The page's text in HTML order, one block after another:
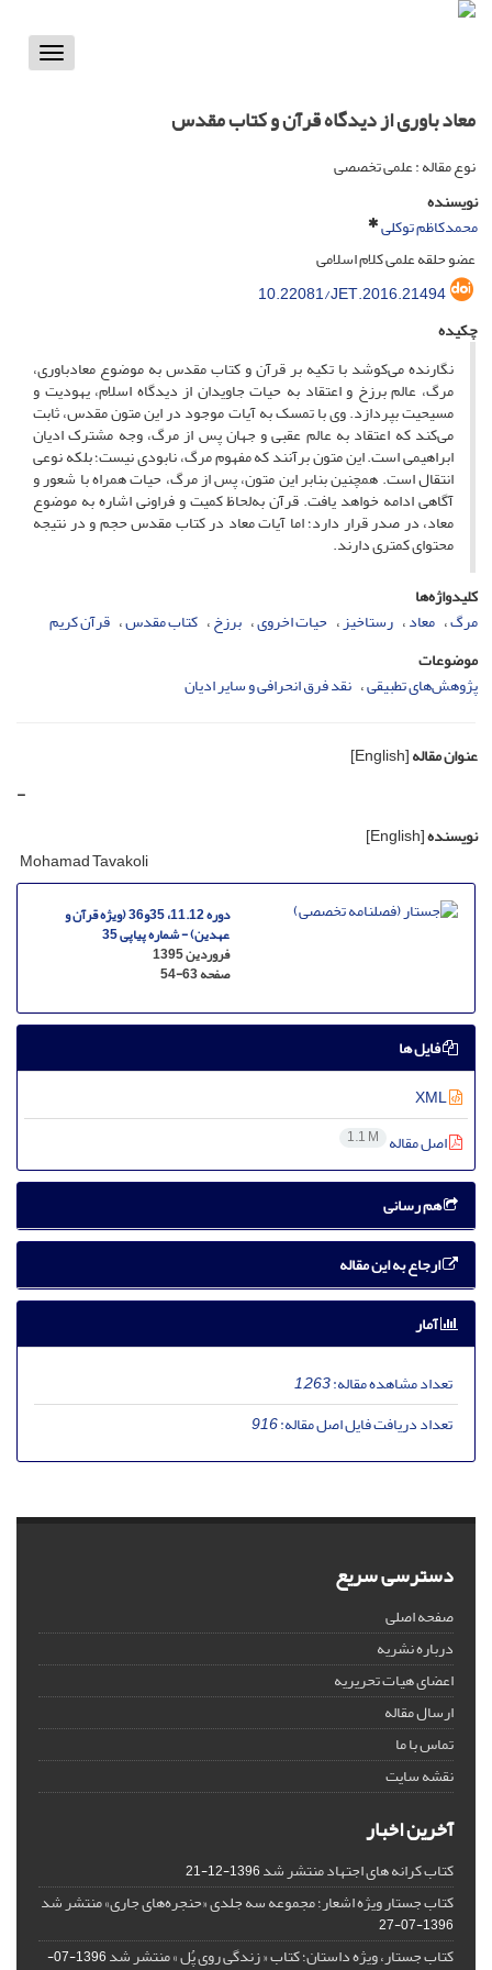
Toggle
معاد باوری از دیدگاه قرآن و کتاب مقدس
نوع مقاله : علمی تخصصی
نویسنده
محمدکاظم توکلی
عضو حلقه علمی کلام اسلامی
10.22081/JET.2016.21494
چکیده
نگارنده می‌کوشد با تکیه بر قرآن و کتاب مقدس به موضوع معادباوری،
مرگ، عالم برزخ و اعتقاد به حیات جاویدان از دیدگاه اسلام، یهودیت و
مسیحیت بپردازد. وی با تمسک به آیات موجود در این متون مقدس، ثابت
می‌کند که اعتقاد به عالم عقبی و جهان پس از مرگ، وجه مشترک ادیان
ابراهیمی است. این متون برآنند که مفهوم مرگ، نابودی نیست؛ بلکه نوعی
انتقال است. همچنین بنابر این متون، پس از مرگ، حیات همراه با شعور و
آگاهی ادامه خواهد یافت. قرآن به‌لحاظ کمیت و فراونی اشاره به موضوع
معاد، در صدر قرار دارد؛ اما آیات معاد در کتاب مقدس حجم و در نتیجه
محتوای کمتری دارند.
کلیدواژه‌ها
مرگ معاد رستاخیز حیات اخروی برزخ کتاب مقدس قرآن کریم
موضوعات
پژوهش‌های تطبیقی نقد فرق انحرافی و سایر ادیان
عنوان مقاله[English]
-
نویسنده[English]
Mohamad Tavakoli
دوره 11.12، 35و36 (ویژه قرآن و
عهدین) - شماره پیاپی 35
فروردین 1395
صفحه54-63
فایل ها
اصل مقاله 1.1 M
هم رسانی
ارجاع به این مقاله
آمار
تعداد مشاهده مقاله:1,263
تعداد دریافت فایل اصل مقاله:916
دسترسی سریع
صفحه اصلی
درباره نشریه
اعضای هیات تحریریه
ارسال مقاله
تماس با ما
نقشه سایت
آخرین اخبار
کتاب کرانه های اجتهاد منتشر شد1396-12-21
کتاب جستار ویژه اشعار؛ مجموعه سه جلدی «حنجره‌های جاری» منتشر شد
1396-07-27
کتاب جستار، ویژه داستان؛ کتاب « زندگی روی پُل » منتشر شد
1396-07-